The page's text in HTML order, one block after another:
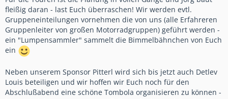
fleißig daran - last Euch überraschen! Wir werden evtl.
Gruppeneinteilungen vornehmen die von uns (alle Erfahreren
Gruppenleiter von großen Motorradgruppen) geführt werden -
ein "Lumpensammler" sammelt die Bimmelbähnchen von Euch
ein
Neben unserem Sponsor Pitterl wird sich bis jetzt auch Detlev
Louis beteiligen und wir hoffen wir Euch noch für den
Abschlußabend eine schöne Tombola organisieren zu können -